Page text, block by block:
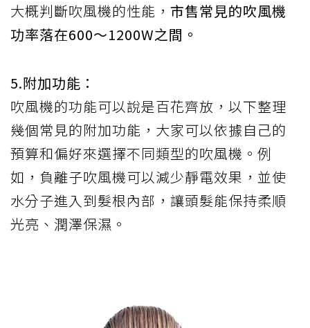
大概判斷吹風機的性能， 市售常見的吹風機
功率落在600～1200W之間。
5.附加功能：
吹風機的功能可以說是百花齊放，以下整理
幾個常見的附加功能，大家可以依據自己的
預算和偏好來選擇不同類型的吹風機。例
如，負離子吹風機可以減少靜電效果，並使
水分子進入到髮根內部，讓頭髮能保持柔順
光亮、潤澤保濕。